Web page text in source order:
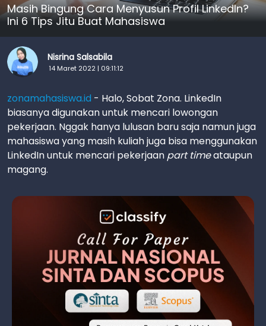
Masih Bingung Cara Menyusun Profil LinkedIn?
Ini 6 Tips Jitu Buat Mahasiswa
Nisrina Salsabila
14 Maret 2022 | 09:11:12
zonamahasiswa.id - Halo, Sobat Zona. LinkedIn
biasanya digunakan untuk mencari lowongan
pekerjaan. Nggak hanya lulusan baru saja namun juga
mahasiswa yang masih kuliah juga bisa menggunakan
LinkedIn untuk mencari pekerjaan part timeataupun
magang.